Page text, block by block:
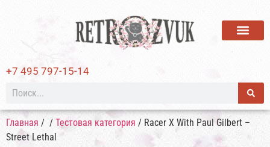
+7 495 797-15-14
Главная / / Тестовая категория / Racer X With Paul Gilbert –
Street Lethal